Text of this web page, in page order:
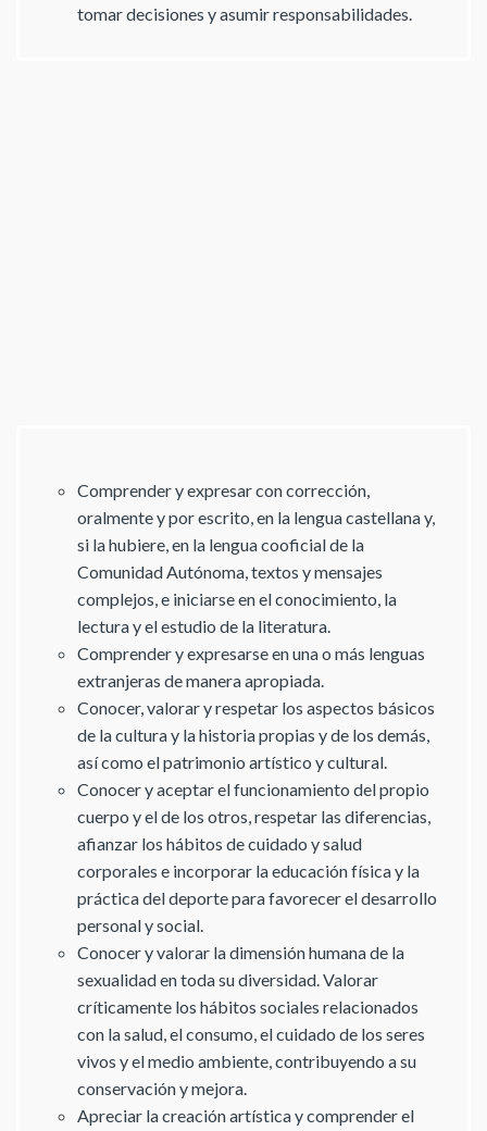
tomar decisiones y asumir responsabilidades.
Comprender y expresar con corrección,
oralmente y por escrito, en la lengua castellana y,
si la hubiere, en la lengua cooficial de la
Comunidad Autónoma, textos y mensajes
complejos, e iniciarse en el conocimiento, la
lectura y el estudio de la literatura.
Comprender y expresarse en una o más lenguas
extranjeras de manera apropiada.
Conocer, valorar y respetar los aspectos básicos
de la cultura y la historia propias y de los demás,
así como el patrimonio artístico y cultural.
Conocer y aceptar el funcionamiento del propio
cuerpo y el de los otros, respetar las diferencias,
afianzar los hábitos de cuidado y salud
corporales e incorporar la educación física y la
práctica del deporte para favorecer el desarrollo
personal y social.
Conocer y valorar la dimensión humana de la
sexualidad en toda su diversidad. Valorar
críticamente los hábitos sociales relacionados
con la salud, el consumo, el cuidado de los seres
vivos y el medio ambiente, contribuyendo a su
conservación y mejora.
Apreciar la creación artística y comprender el